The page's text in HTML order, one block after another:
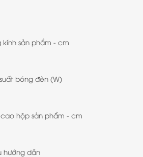
sản phẩm - cm
bóng đèn (W)
hộp sản phẩm - cm
hướng dẫn